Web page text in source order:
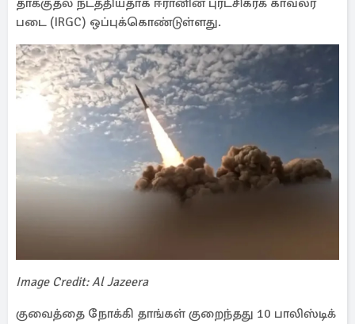
தாக்குதல் நடத்தியதாக ஈரானின் புரட்சிகரக் காவலர்
படை (IRGC) ஒப்புக்கொண்டுள்ளது.
Image Credit: Al Jazeera
குவைத்தை நோக்கி தாங்கள் குறைந்தது 10 பாலிஸ்டிக்